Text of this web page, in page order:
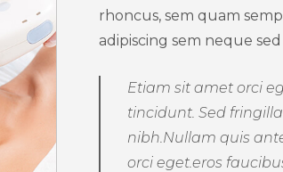
rhoncus, sem quam
adipiscing sem neque
Etiam sit amet orci
tincidunt. Sed
nibh.Nullam quis
orci eget.eros